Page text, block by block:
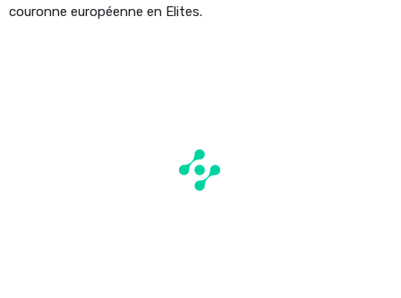
couronne européenne en Elites.